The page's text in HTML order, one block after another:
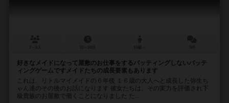
好きなメイドになって屋敷のお仕事をするバッティングしないバッテ
ィングゲームですメイドたちの成長要素もあります
これは、リトルマイメイドの６年後 １６歳の大人へと成長した弥生ち
ゃん達のその後のお話になります 彼女たちは、その実力を評価され下
級貴族のお屋敷で働くことになりました た...